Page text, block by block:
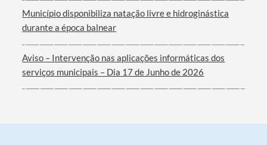
Município disponibiliza natação livre e hidroginástica
durante a época balnear
Aviso – Intervenção nas aplicações informáticas dos
serviços municipais – Dia 17 de Junho de 2026